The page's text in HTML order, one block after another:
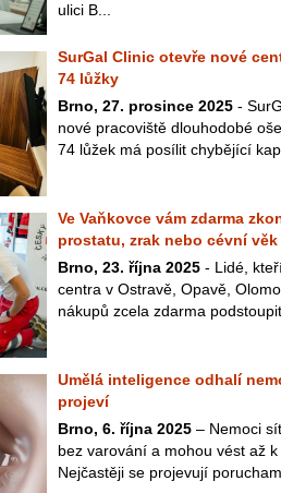
ulici B...
SurGal Clinic otevře nové
74 lůžky
Brno, 27. prosince 2025 -
nové pracoviště dlouhodobé
74 lůžek má posílit chybějící
Ve Vaňkovce vám zdarma
prostatu, zrak nebo cévní věk
Brno, 23. října 2025 - Lidé,
centra v Ostravě, Opavě,
nákupů zcela zdarma
Umělá inteligence odhalí
projeví
Brno, 6. října 2025 – Nemoci
bez varování a mohou vést až
Nejčastěji se projevují